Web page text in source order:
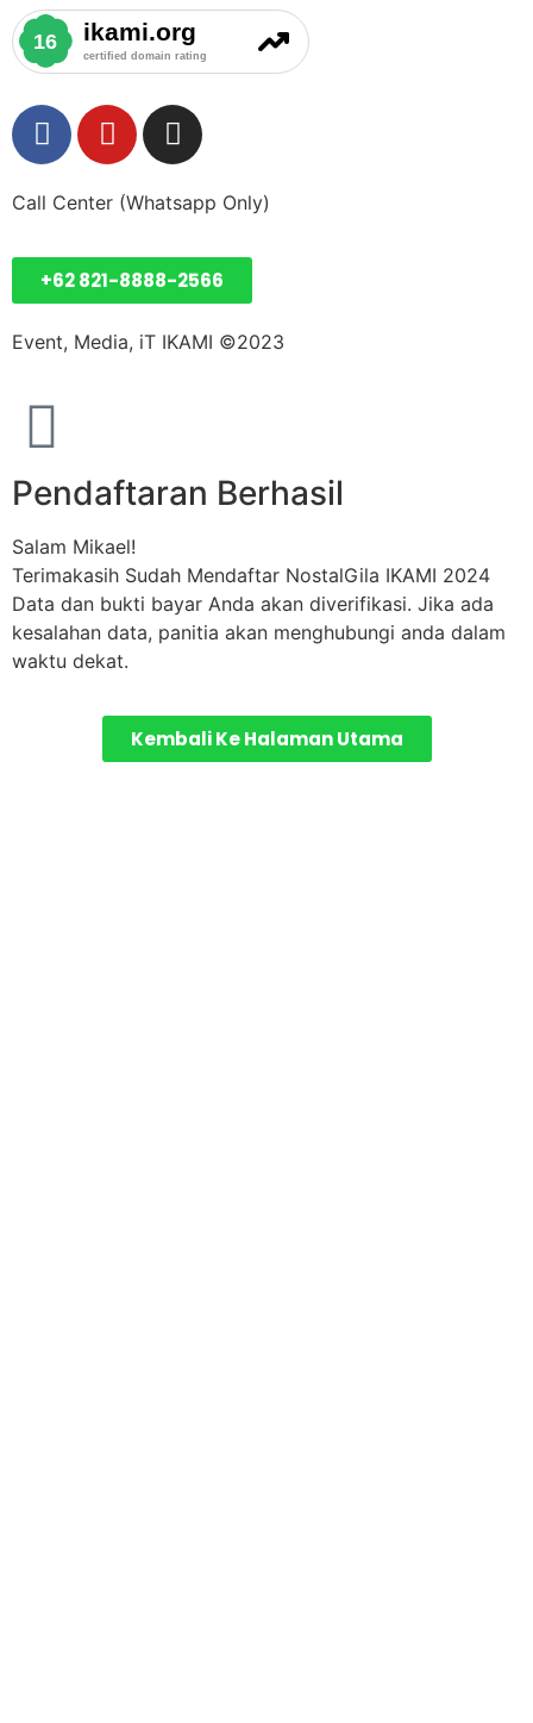
Call Center (Whatsapp Only)
+62 821-8888-2566
Event, Media, iT IKAMI ©2023
Pendaftaran Berhasil
Salam Mikael!
Terimakasih Sudah Mendaftar NostalGila IKAMI 2024
Data dan bukti bayar Anda akan diverifikasi. Jika ada
kesalahan data, panitia akan menghubungi anda dalam
waktu dekat.
Kembali Ke Halaman Utama